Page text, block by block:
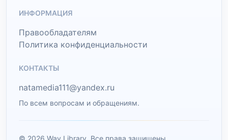
ИНФОРМАЦИЯ
Правообладателям
Политика конфиденциальности
КОНТАКТЫ
natamedia111@yandex.ru
По всем вопросам и обращениям.